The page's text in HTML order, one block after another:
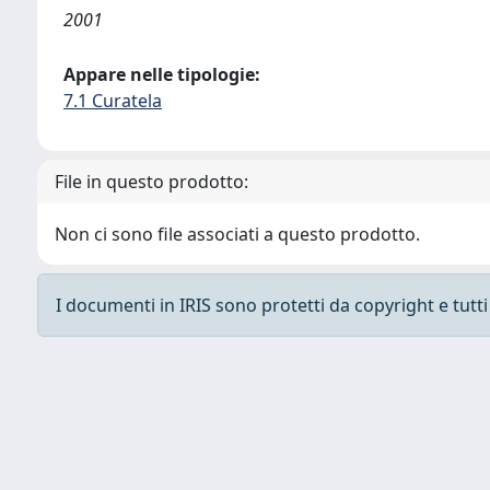
2001
Appare nelle tipologie:
7.1 Curatela
File in questo prodotto:
Non ci sono file associati a questo prodotto.
I documenti in IRIS sono protetti da copyright e